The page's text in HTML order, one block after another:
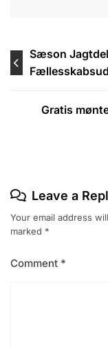
Post
navigation
Sæson
Gratis
Leave a
Your email address
marked *
Comment *